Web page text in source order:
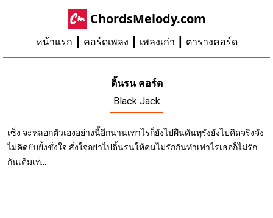
ChordsMelody.com
หน้าแรก คอร์ดเพลง เพลงเก่า ตารางคอร์ด
ดิ้นรน คอร์ด
Black Jack
เซ็ง จะหลอกตัวเองอย่างนี้อีกนานเท่าไรก็ยังไปฝืนดันทุรังยังไปคิดจริงจัง
ไม่คิดยับยั้งชั่งใจ สั่งใจอย่าไปดิ้นรนให้คนไม่รักกันทำเท่าไรเธอก็ไม่รัก
กันเติมเท่...